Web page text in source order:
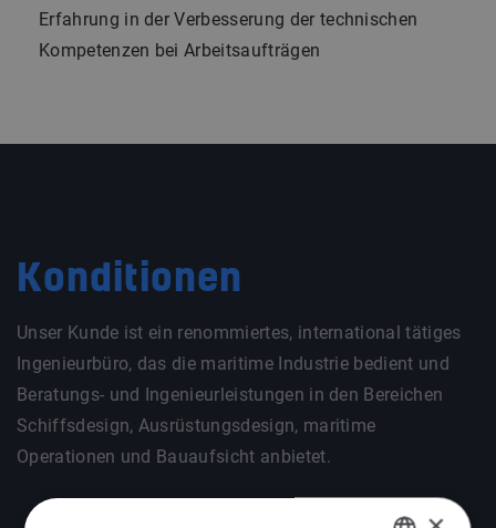
Erfahrung in der Verbesserung der technischen
Kompetenzen bei Arbeitsaufträgen
Konditionen
Unser Kunde ist ein renommiertes, international tätiges
Ingenieurbüro, das die maritime Industrie bedient und
Beratungs- und Ingenieurleistungen in den Bereichen
Schiffsdesign, Ausrüstungsdesign, maritime
Operationen und Bauaufsicht anbietet.